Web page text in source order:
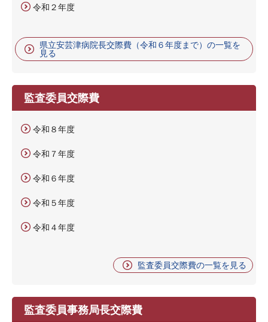
令和２年度
県立安芸津病院長交際費（令和６年度まで）の一覧を
見る
監査委員交際費
令和８年度
令和７年度
令和６年度
令和５年度
令和４年度
監査委員交際費の一覧を見る
監査委員事務局長交際費